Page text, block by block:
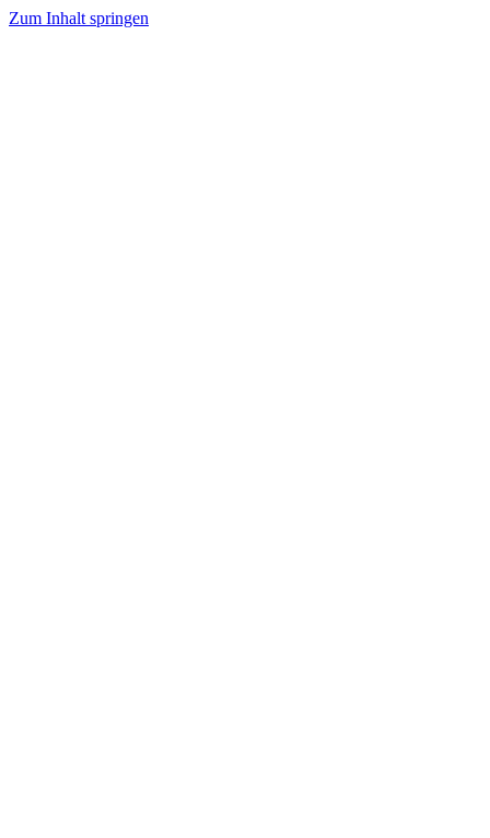
Zum Inhalt springen